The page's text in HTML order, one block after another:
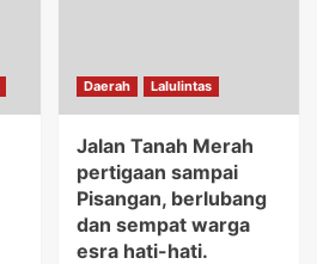
Daerah Lalulintas
Jalan Tanah Merah
pertigaan sampai
Pisangan, berlubang
dan sempat warga
esra hati-hati.